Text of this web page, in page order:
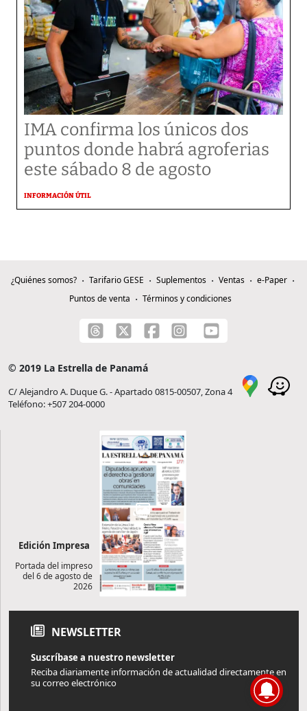
IMA confirma los únicos dos
puntos donde habrá agroferias
este sábado 8 de agosto
INFORMACIÓN ÚTIL
¿Quiénes somos? Tarifario GESE Suplementos Ventas
e-Paper
Puntos de venta
Términos y condiciones
© 2019 La Estrella de Panamá
C/ Alejandro A. Duque G. - Apartado 0815-00507, Zona 4
Teléfono: +507 204-0000
Edición Impresa
Portada del impreso
del 6 de agosto de
2026
NEWSLETTER
Suscríbase a nuestro newsletter
Reciba diariamente información de actualidad directamente en
su correo electrónico